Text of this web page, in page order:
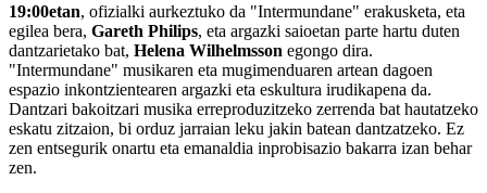
19:00etan, ofizialki aurkeztuko da "Intermundane" erakusketa, eta
egilea bera, Gareth Philips, eta argazki saioetan parte hartu duten
dantzarietako bat, Helena Wilhelmsson egongo dira.
"Intermundane" musikaren eta mugimenduaren artean dagoen
espazio inkontzientearen argazki eta eskultura irudikapena da.
Dantzari bakoitzari musika erreproduzitzeko zerrenda bat hautatzeko
eskatu zitzaion, bi orduz jarraian leku jakin batean dantzatzeko. Ez
zen entsegurik onartu eta emanaldia inprobisazio bakarra izan behar
zen.